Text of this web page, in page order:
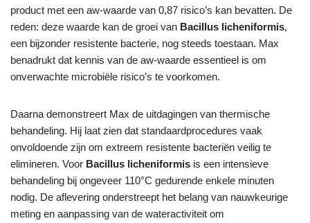
product met een aw-waarde van 0,87 risico’s kan bevatten. De
reden: deze waarde kan de groei van Bacillus licheniformis,
een bijzonder resistente bacterie, nog steeds toestaan. Max
benadrukt dat kennis van de aw-waarde essentieel is om
onverwachte microbiële risico’s te voorkomen.
Daarna demonstreert Max de uitdagingen van thermische
behandeling. Hij laat zien dat standaardprocedures vaak
onvoldoende zijn om extreem resistente bacteriën veilig te
elimineren. Voor Bacillus licheniformis is een intensieve
behandeling bij ongeveer 110°C gedurende enkele minuten
nodig. De aflevering onderstreept het belang van nauwkeurige
meting en aanpassing van de wateractiviteit om